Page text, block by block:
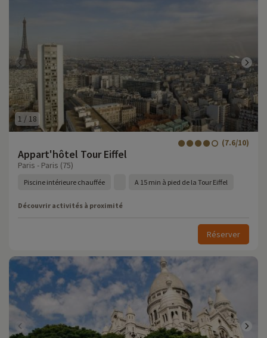
1 / 18
Appart'hôtel Tour Eiffel
(7.6/10)
Paris - Paris (75)
Piscine intérieure chauffée A 15 min à pied de la Tour Eiffel
Découvrir activités à proximité
Réserver